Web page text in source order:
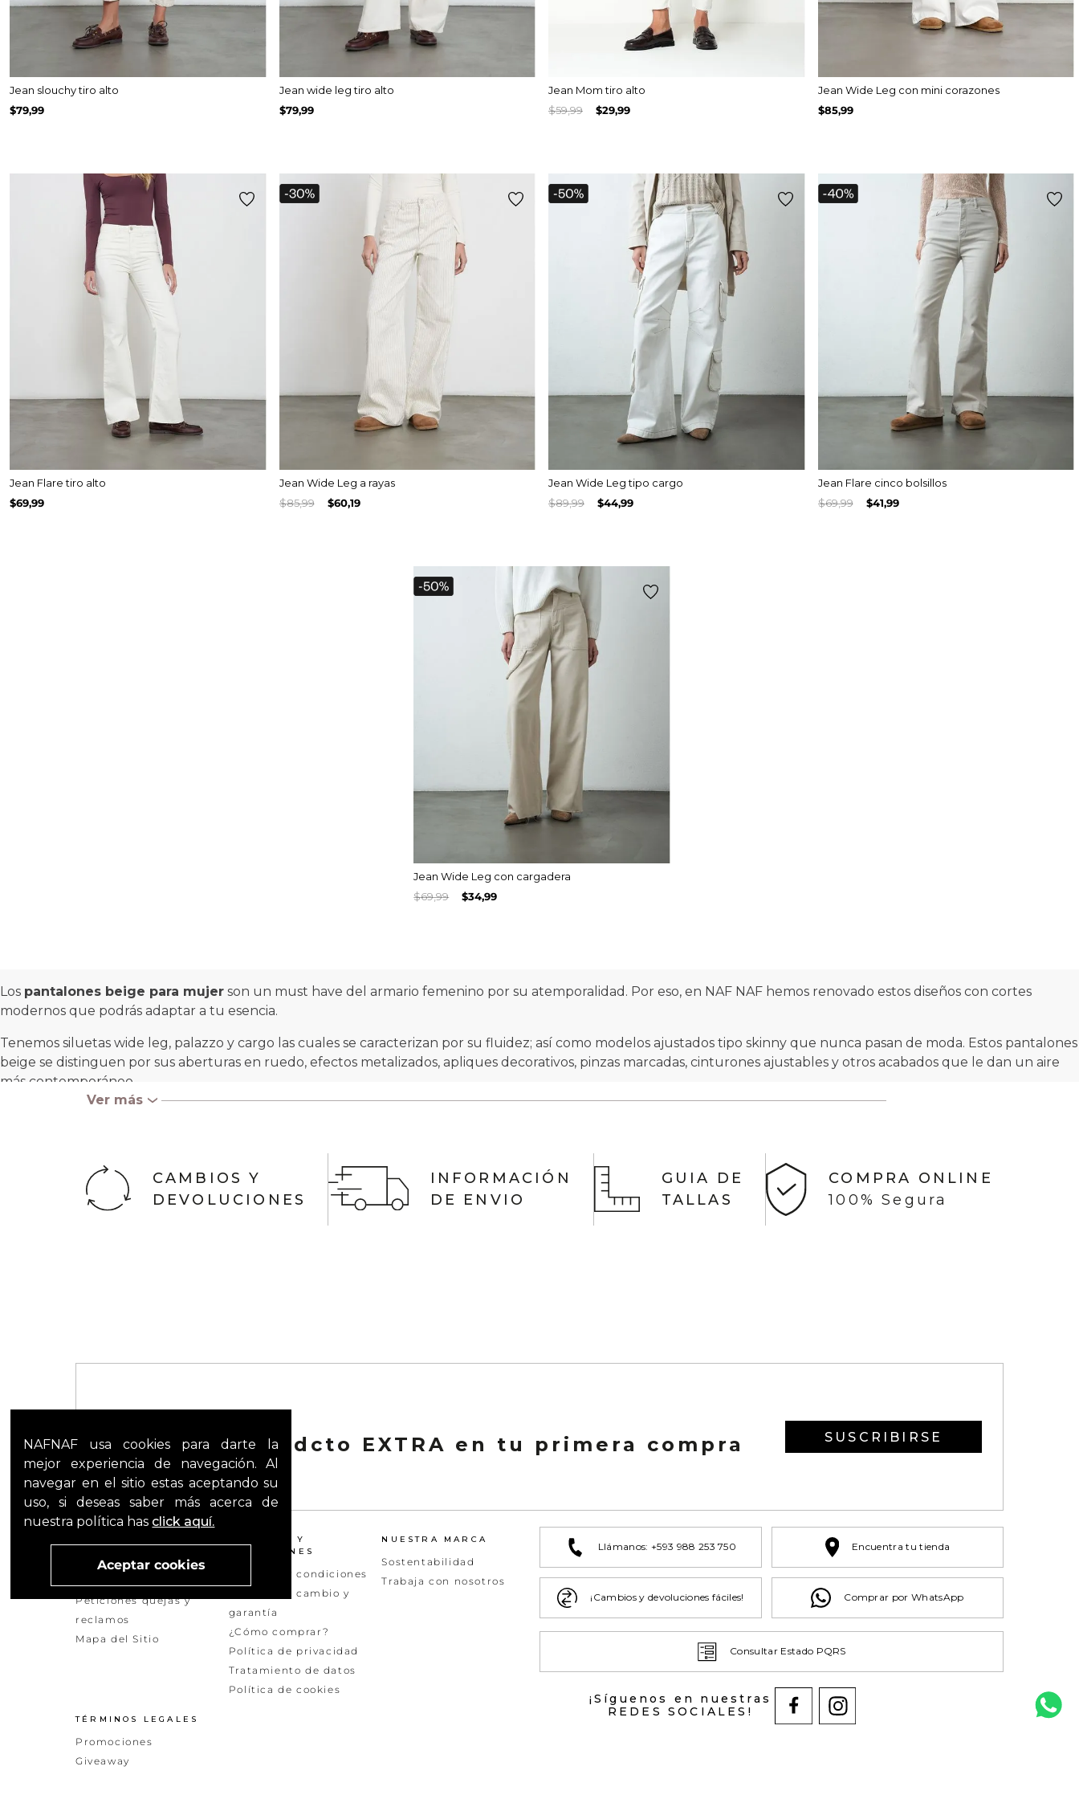
NAFNAF usa cookies para darte la
mejor experiencia de navegación. Al
navegar en el sitio estas aceptando su
uso, si deseas saber más acerca de
nuestra política has click aquí.
Aceptar cookies
Jean slouchy tiro alto
$79,99
Jean wide leg tiro alto
$79,99
Jean Mom tiro alto
$59,99 $29,99
Jean Wide Leg con mini corazones
$85,99
Jean Flare tiro alto
$69,99
Jean Wide Leg a rayas
$85,99 $60,19
Jean Wide Leg tipo cargo
$89,99 $44,99
Jean Flare cinco bolsillos
$69,99 $41,99
Jean Wide Leg con cargadera
$69,99 $34,99
Los pantalones beige para mujer son un must have del armario femenino por su atemporalidad. Por eso, en NAF NAF hemos renovado estos diseños con cortes
modernos que podrás adaptar a tu esencia.
Tenemos siluetas wide leg, palazzo y cargo las cuales se caracterizan por su fluidez; así como modelos ajustados tipo skinny que nunca pasan de moda. Estos pantalones
beige se distinguen por sus aberturas en ruedo, efectos metalizados, apliques decorativos, pinzas marcadas, cinturones ajustables y otros acabados que le dan un aire
más contemporáneo.
Ver más‹
CAMBIOS Y
DEVOLUCIONES
INFORMACIÓN
DE ENVIO
GUIA DE
TALLAS
COMPRA ONLINE
100% Segura
20%dcto & 10%dcto EXTRA en tu primera compra SUSCRIBIRSE
Servicio al Cliente
Peticiones quejas y
reclamos
Mapa del Sitio
TÉRMINOS Y
CONDICIONES
Términos y condiciones
Política de cambio y
garantía
¿Cómo comprar?
Política de privacidad
Tratamiento de datos
Política de cookies
NUESTRA MARCA
Sostentabilidad
Trabaja con nosotros
TÉRMINOS LEGALES
Promociones
Giveaway
Llámanos: +593 988 253 750
¡Cambios y devoluciones fáciles!
Encuentra tu tienda
Comprar por WhatsApp
Consultar Estado PQRS
¡Síguenos en nuestras
REDES SOCIALES!